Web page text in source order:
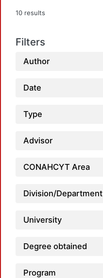
10 results
Filters
Author
Date
Type
Advisor
CONAHCYT Area
Division/Department
University
Degree obtained
Program